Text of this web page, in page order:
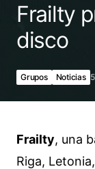
Frailty
disco
Grupos Noticias
Frailty, una
Riga,